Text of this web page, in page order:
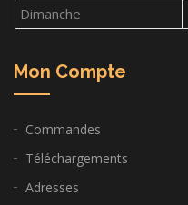
Dimanche
Mon Compte
Commandes
Téléchargements
Adresses